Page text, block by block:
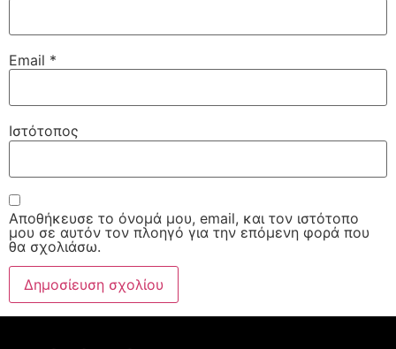
Email *
Ιστότοπος
Αποθήκευσε το όνομά μου, email, και τον ιστότοπο
μου σε αυτόν τον πλοηγό για την επόμενη φορά που
θα σχολιάσω.